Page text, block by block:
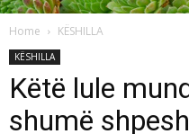
Home KËSHILLA
KËSHILLA
Këtë lule
shumë